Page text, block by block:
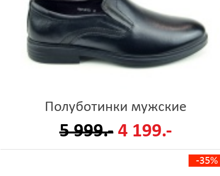
Полуботинки мужские
5 999.- 4 199.-
-35%